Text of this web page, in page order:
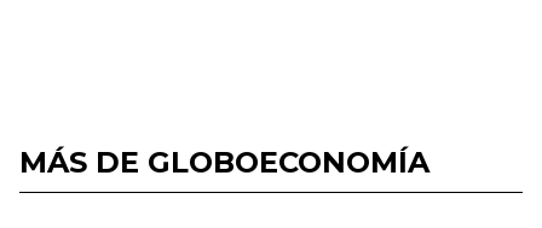
MÁS DE GLOBOECONOMÍA